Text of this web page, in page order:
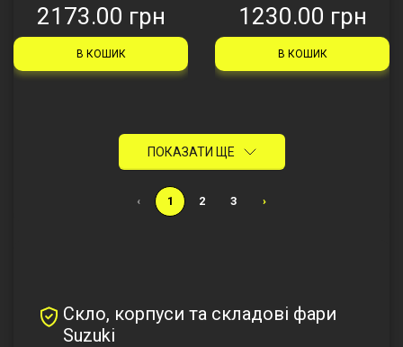
2173.00 грн
В КОШИК
1230.00 грн
В КОШИК
ПОКАЗАТИ ЩЕ
‹ 1 2 3 ›
Скло, корпуси та складові фари
Suzuki